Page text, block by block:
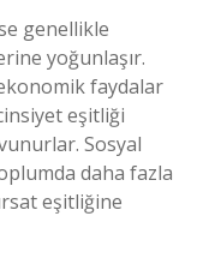
genellikle
yoğunlaşır.
faydalar
eşitliği
Sosyal
daha fazla
eşitliğine